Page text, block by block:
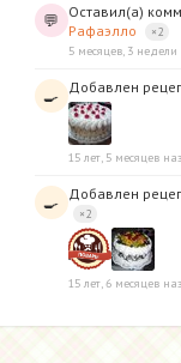
💬
Оставил(а)
Рафаэлло
×2
5 месяцев, 3
🍳 Добавлен
15 лет, 5 месяцев
🍳 Добавлен
×2
15 лет, 6 месяцев